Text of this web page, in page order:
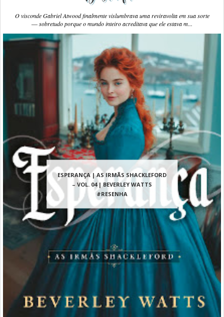
ESPERANÇA | AS IRMÃS SHACKLEFORD
– VOL. 04 | BEVERLEY WATTS
#RESENHA
O visconde Gabriel Atwood finalmente vislumbrava uma reviravolta em sua sorte
― sobretudo porque o mundo inteiro acreditava que ele estava m...